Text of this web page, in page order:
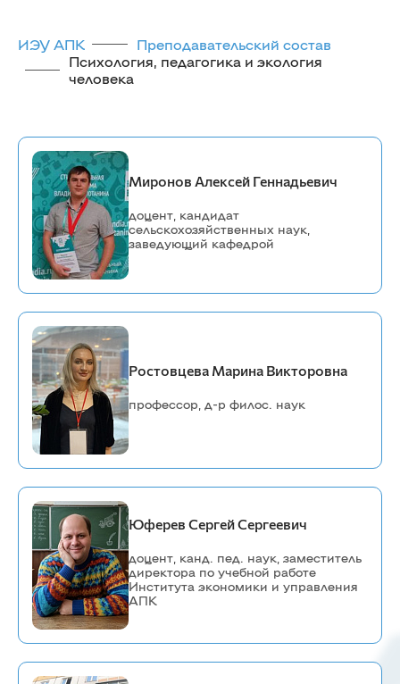
ИЭУ АПК
Преподавательский состав
Психология, педагогика и экология
человека
Миронов Алексей Геннадьевич
доцент, кандидат
сельскохозяйственных наук,
заведующий кафедрой
Ростовцева Марина Викторовна
профессор, д-р филос. наук
Юферев Сергей Сергеевич
доцент, канд. пед. наук, заместитель
директора по учебной работе
Института экономики и управления
АПК